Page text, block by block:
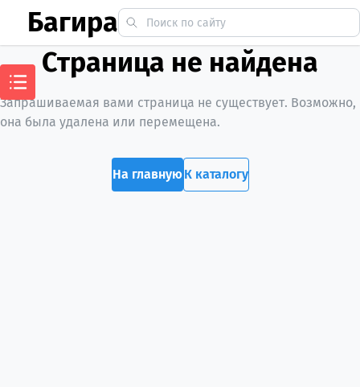
Багира
Страница не найдена
Запрашиваемая вами страница не существует. Возможно,
она была удалена или перемещена.
На главнуюК каталогу